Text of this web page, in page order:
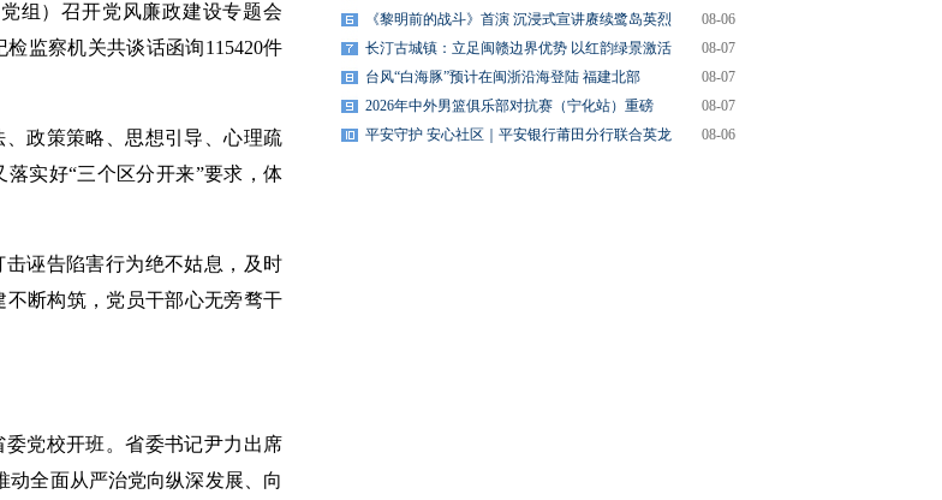
组）召开党风廉政建设专题会
监察机关共谈话函询115420件
政策策略、思想引导、心理疏
实好“三个区分开来”要求，体
诬告陷害行为绝不姑息，及时
断构筑，党员干部心无旁骛干
党校开班。省委书记尹力出席
动全面从严治党向纵深发展、向
《黎明前的战斗》首演 沉浸式宣讲赓续鹭岛英烈
08-06
长汀古城镇：立足闽赣边界优势 以红韵绿景激活
08-07
台风“白海豚”预计在闽浙沿海登陆 福建北部
08-07
2026年中外男篮俱乐部对抗赛（宁化站）重磅
08-07
平安守护 安心社区｜平安银行莆田分行联合英龙
08-06